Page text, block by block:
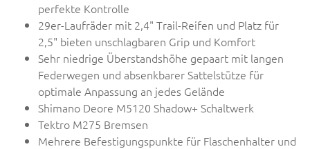
perfekte Kontrolle
29er-Laufräder mit 2,4" Trail-Reifen und Platz für
2,5" bieten unschlagbaren Grip und Komfort
Sehr niedrige Überstandshöhe gepaart mit langen
Federwegen und absenkbarer Sattelstütze für
optimale Anpassung an jedes Gelände
Shimano Deore M5120 Shadow+ Schaltwerk
Tektro M275 Bremsen
Mehrere Befestigungspunkte für Flaschenhalter und